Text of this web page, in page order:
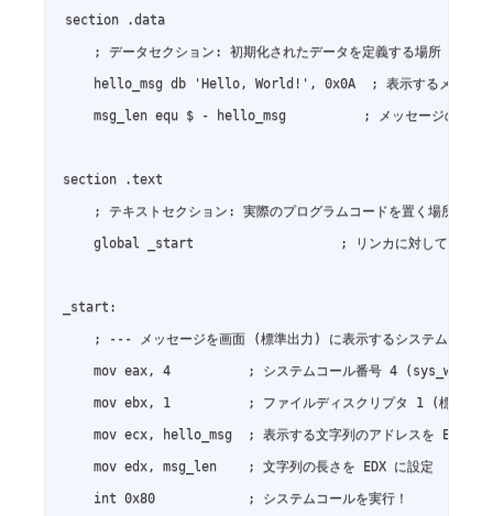
section .data
    ; データセクション: 初期化されたデータを定義する場所
hello_msg db 'Hello, World!', 0x0A  ; 表示するメッセー
msg_len equ $ - hello_msg          ; メッセージの長さ
section .text
    ; テキストセクション: 実際のプログラムコードを置く場所
global _start                   ; リンカに対して _start
_start:
; --- メッセージを画面 (標準出力) に表示するシステムコー
mov eax, 4          ; システムコール番号 4 (sys_write)
mov ebx, 1          ; ファイルディスクリプタ 1 (標準出
mov ecx, hello_msg  ; 表示する文字列のアドレスを ECX に
    mov edx, msg_len    ; 文字列の長さを EDX に設定
    int 0x80            ; システムコールを実行！